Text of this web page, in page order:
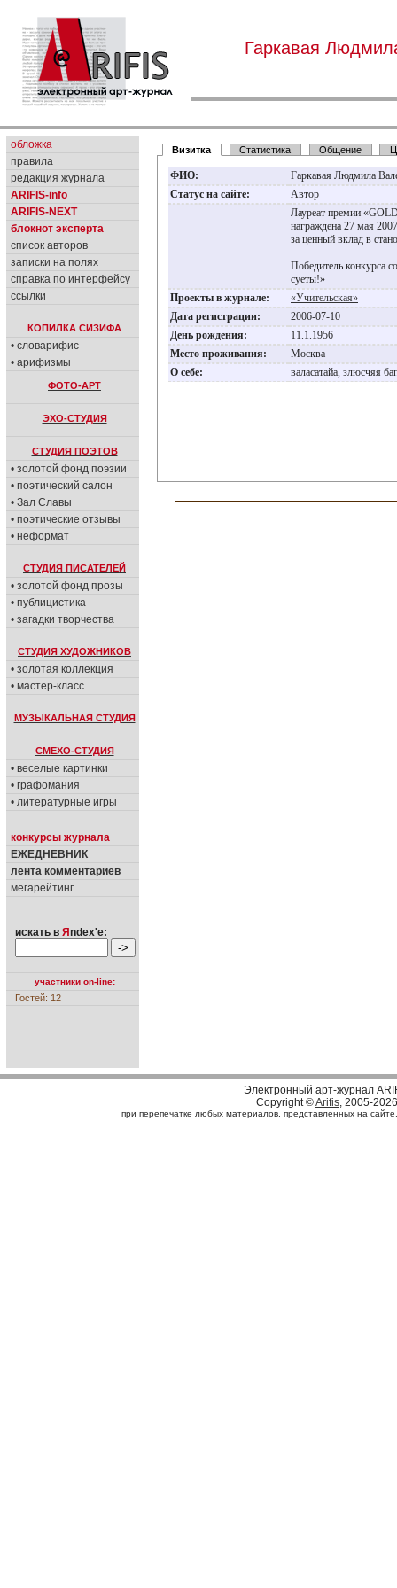
Гаркавая
обложка
правила
редакция журнала
ARIFIS-info
ARIFIS-NEXT
блокнот эксперта
список авторов
записки на полях
справка по интерфейсу
ссылки
КОПИЛКА СИЗИФА
• словарифис
• арифизмы
ФОТО-АРТ
ЭХО-СТУДИЯ
СТУДИЯ ПОЭТОВ
• золотой фонд поэзии
• поэтический салон
• Зал Славы
• поэтические отзывы
• неформат
СТУДИЯ ПИСАТЕЛЕЙ
• золотой фонд прозы
• публицистика
• загадки творчества
СТУДИЯ ХУДОЖНИКОВ
• золотая коллекция
• мастер-класс
МУЗЫКАЛЬНАЯ СТУДИЯ
СМЕХО-СТУДИЯ
• веселые картинки
• графомания
• литературные игры
конкурсы журнала
ЕЖЕДНЕВНИК
лента комментариев
мегарейтинг
искать в Я ndex'е:
участники on-line:
Гостей: 12
Визитка Статистика Общение
ФИО:
Гаркавая Людмила
Статус на сайте:
Автор
Лауреат премии
награждена 27 мая
за ценный вклад в
Победитель конкурса
суеты!»
Проекты в журнале:
«Учительская»
Дата регистрации:
2006-07-10
День рождения:
11.1.1956
Место проживания:
Москва
О себе:
валасатайа, злюсчяя
Электронный арт-журнал
Copyright ©Arifis, 2005-2026
при перепечатке любых материалов, представленных на